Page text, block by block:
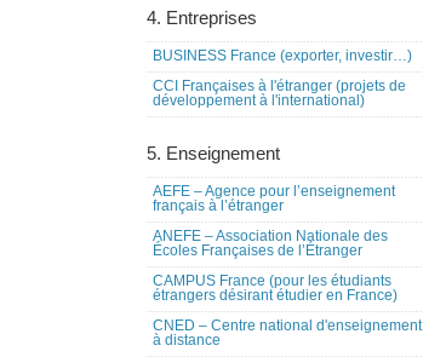
4. Entreprises
BUSINESS France (exporter, investir…)
CCI Françaises à l'étranger (projets de
développement à l'international)
5. Enseignement
AEFE – Agence pour l’enseignement
français à l’étranger
ANEFE – Association Nationale des
Écoles Françaises de l’Étranger
CAMPUS France (pour les étudiants
étrangers désirant étudier en France)
CNED – Centre national d'enseignement
à distance